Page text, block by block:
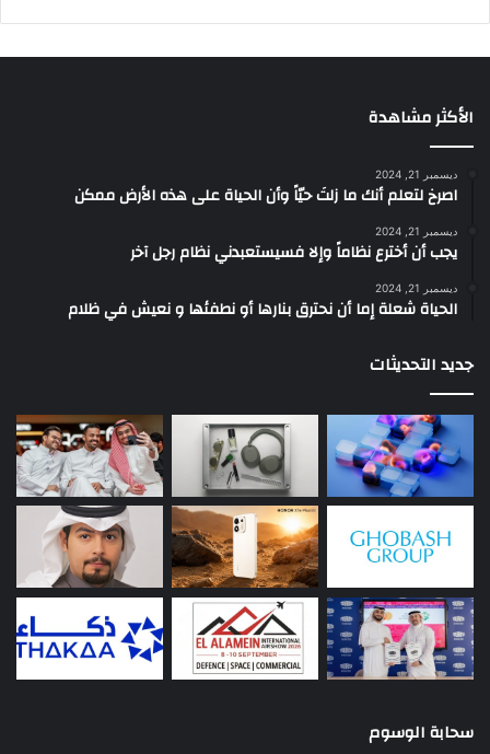
الأكثر مشاهدة
ديسمبر 21, 2024
‫اصرخ لتعلم أنك ما زلتَ حيّاً وأن الحياة على هذه الأرض ممكن
ديسمبر 21, 2024
يجب أن أخترع نظاماً وإلا فسيستعبدني نظام رجل آخر
ديسمبر 21, 2024
الحياة شعلة إما أن نحترق بنارها أو نطفئها و نعيش في ظلام
جديد التحديثات
سحابة الوسوم